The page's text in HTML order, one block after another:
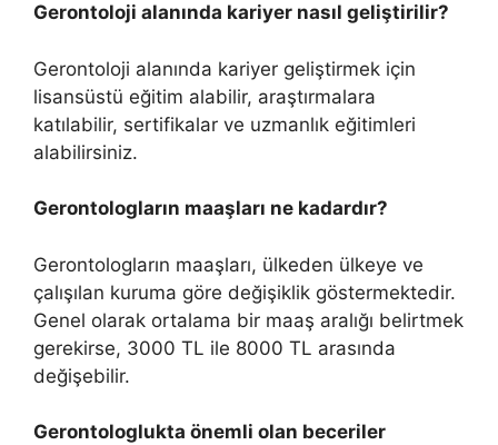
Gerontoloji alanında kariyer nasıl geliştirilir?
Gerontoloji alanında kariyer geliştirmek için
lisansüstü eğitim alabilir, araştırmalara
katılabilir, sertifikalar ve uzmanlık eğitimleri
alabilirsiniz.
Gerontologların maaşları ne kadardır?
Gerontologların maaşları, ülkeden ülkeye ve
çalışılan kuruma göre değişiklik göstermektedir.
Genel olarak ortalama bir maaş aralığı belirtmek
gerekirse, 3000 TL ile 8000 TL arasında
değişebilir.
Gerontologlukta önemli olan beceriler